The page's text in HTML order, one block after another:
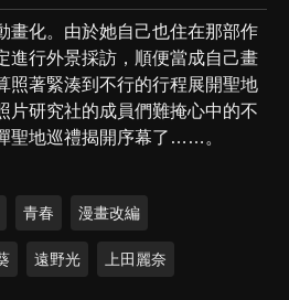
畫化。由於她自己也住在那部作
進行外景採訪，順便當成自己畫
照著緊湊到不行的行程展開聖地
片研究社的成員們難掩心中的不
聖地巡禮揭開序幕了……。
青春 漫畫改編
遠野光 上田麗奈